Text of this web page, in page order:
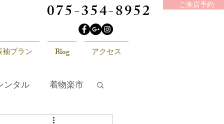
075-354-8952 ご来店予約
プラン Blog アクセス
ンタル 着物楽市